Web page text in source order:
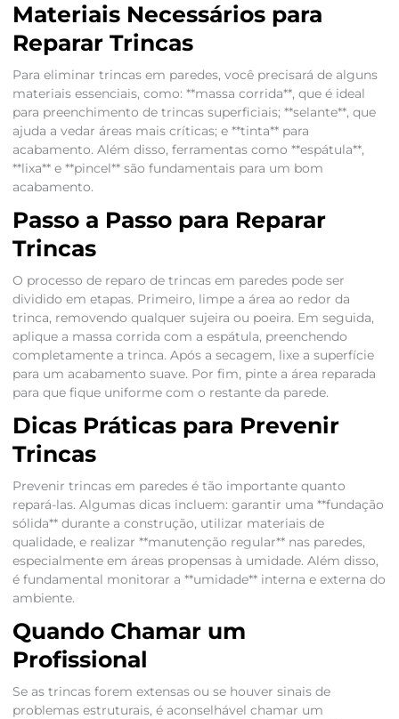
Materiais Necessários para
Reparar Trincas
Para eliminar trincas em paredes, você precisará de alguns
materiais essenciais, como: **massa corrida**, que é ideal
para preenchimento de trincas superficiais; **selante**, que
ajuda a vedar áreas mais críticas; e **tinta** para
acabamento. Além disso, ferramentas como **espátula**,
**lixa** e **pincel** são fundamentais para um bom
acabamento.
Passo a Passo para Reparar
Trincas
O processo de reparo de trincas em paredes pode ser
dividido em etapas. Primeiro, limpe a área ao redor da
trinca, removendo qualquer sujeira ou poeira. Em seguida,
aplique a massa corrida com a espátula, preenchendo
completamente a trinca. Após a secagem, lixe a superfície
para um acabamento suave. Por fim, pinte a área reparada
para que fique uniforme com o restante da parede.
Dicas Práticas para Prevenir
Trincas
Prevenir trincas em paredes é tão importante quanto
repará-las. Algumas dicas incluem: garantir uma **fundação
sólida** durante a construção, utilizar materiais de
qualidade, e realizar **manutenção regular** nas paredes,
especialmente em áreas propensas à umidade. Além disso,
é fundamental monitorar a **umidade** interna e externa do
ambiente.
Quando Chamar um
Profissional
Se as trincas forem extensas ou se houver sinais de
problemas estruturais, é aconselhável chamar um